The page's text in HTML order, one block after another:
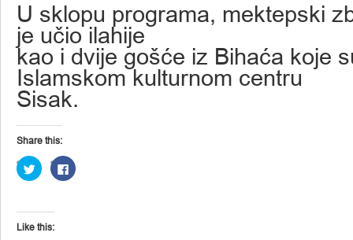
U sklopu programa, mektepski
je učio ilahije
kao i dvije gošće iz Bihaća koje
Islamskom kulturnom centru
Sisak.
Share this:
Click
to
share
(Opens
in
new
Click
to
Like this: